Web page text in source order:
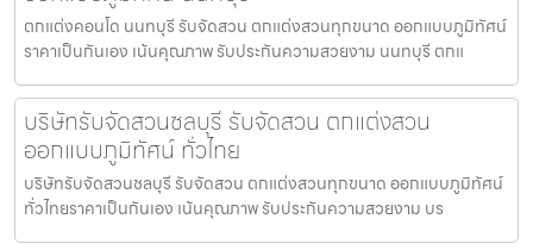
ตกแต่งคอนโด นนทบุรี รับจัดสวน ตกแต่งสวนทุกขนาด ออกแบบภูมิทัศน์
ราคาเป็นกันเอง เน้นคุณภาพ รับประกันความสวยงาม นนทบุรี ตกแ
บริษัทรับจัดสวนชลบุรี รับจัดสวน ตกแต่งสวน
ออกแบบภูมิทัศน์ ทั่วไทย
บริษัทรับจัดสวนชลบุรี รับจัดสวน ตกแต่งสวนทุกขนาด ออกแบบภูมิทัศน์
ทั่วไทยราคาเป็นกันเอง เน้นคุณภาพ รับประกันความสวยงาม บร